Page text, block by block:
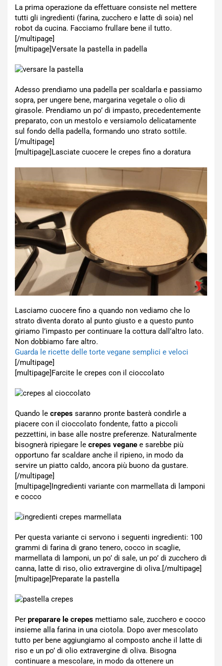
La prima operazione da effettuare consiste nel mettere
tutti gli ingredienti (farina, zucchero e latte di soia) nel
robot da cucina. Facciamo frullare bene il tutto.
[/multipage]
[multipage]Versate la pastella in padella
Adesso prendiamo una padella per scaldarla e passiamo
sopra, per ungere bene, margarina vegetale o olio di
girasole. Prendiamo un po’ di impasto, precedentemente
preparato, con un mestolo e versiamolo delicatamente
sul fondo della padella, formando uno strato sottile.
[/multipage]
[multipage]Lasciate cuocere le crepes fino a doratura
Lasciamo cuocere fino a quando non vediamo che lo
strato diventa dorato al punto giusto e a questo punto
giriamo l’impasto per continuare la cottura dall’altro lato.
Non dobbiamo fare altro.
Guarda le ricette delle torte vegane semplici e veloci
[/multipage]
[multipage]Farcite le crepes con il cioccolato
Quando le crepes saranno pronte basterà condirle a
piacere con il cioccolato fondente, fatto a piccoli
pezzettini, in base alle nostre preferenze. Naturalmente
bisognerà ripiegare le crepes vegane e sarebbe più
opportuno far scaldare anche il ripieno, in modo da
servire un piatto caldo, ancora più buono da gustare.
[/multipage]
[multipage]Ingredienti variante con marmellata di lamponi
e cocco
Per questa variante ci servono i seguenti ingredienti: 100
grammi di farina di grano tenero, cocco in scaglie,
marmellata di lamponi, un po’ di sale, un po’ di zucchero di
canna, latte di riso, olio extravergine di oliva.[/multipage]
[multipage]Preparate la pastella
Per preparare le crepes mettiamo sale, zucchero e cocco
insieme alla farina in una ciotola. Dopo aver mescolato
tutto per bene aggiungiamo al composto anche il latte di
riso e un po’ di olio extravergine di oliva. Bisogna
continuare a mescolare, in modo da ottenere un